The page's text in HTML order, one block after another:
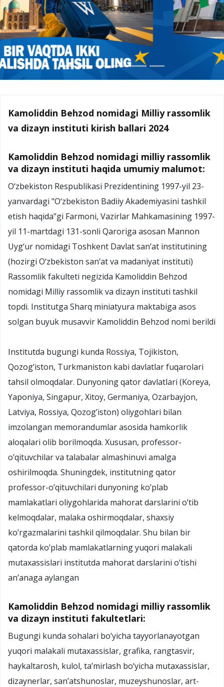
Kamoliddin Behzod nomidagi Milliy rassomlik
va dizayn instituti kirish ballari 2024
Kamoliddin Behzod nomidagi milliy rassomlik
va dizayn instituti haqida umumiy malumot:
O‘zbekiston Respublikasi Prezidentining 1997-yil 23-
yanvardagi "O‘zbekiston Badiiy Akademiyasini tashkil
etish haqida"gi Farmoni, Vazirlar Mahkamasining 1997-
yil 11-martdagi 131-sonli Qaroriga asosan Mannon
Uyg‘ur nomidagi Toshkent Davlat san’at institutining
(hozirgi O‘zbekiston san’at va madaniyat instituti)
Rassomlik fakulteti negizida Kamoliddin Behzod
nomidagi Milliy rassomlik va dizayn instituti tashkil
topdi. Institutga Sharq miniatyura maktabiga asos
solgan buyuk musavvir Kamoliddin Behzod nomi berildi
Institutda bugungi kunda Rossiya, Tojikiston,
Qozog’iston, Turkmaniston kabi davlatlar fuqarolari
tahsil olmoqdalar. Dunyoning qator davlatlari (Koreya,
Yaponiya, Singapur, Xitoy, Germaniya, Ozarbayjon,
Latviya, Rossiya, Qozog’iston) oliygohlari bilan
imzolangan memorandumlar asosida hamkorlik
aloqalari olib borilmoqda. Xususan, professor-
o’qituvchilar va talabalar almashinuvi amalga
oshirilmoqda. Shuningdek, institutning qator
professor-o’qituvchilari dunyoning ko’plab
mamlakatlari oliygohlarida mahorat darslarini o’tib
kelmoqdalar, malaka oshirmoqdalar, shaxsiy
ko’rgazmalarini tashkil qilmoqdalar. Shu bilan bir
qatorda ko’plab mamlakatlarning yuqori malakali
mutaxassislari institutda mahorat darslarini o’tishi
an’anaga aylangan
Kamoliddin Behzod nomidagi milliy rassomlik
va dizayn instituti fakultetlari:
Bugungi kunda sohalari bo‘yicha tayyorlanayotgan
yuqori malakali mutaxassislar, grafika, rangtasvir,
haykaltarosh, kulol, ta’mirlash bo‘yicha mutaxassislar,
dizaynerlar, san’atshunoslar, muzeyshunoslar, art-